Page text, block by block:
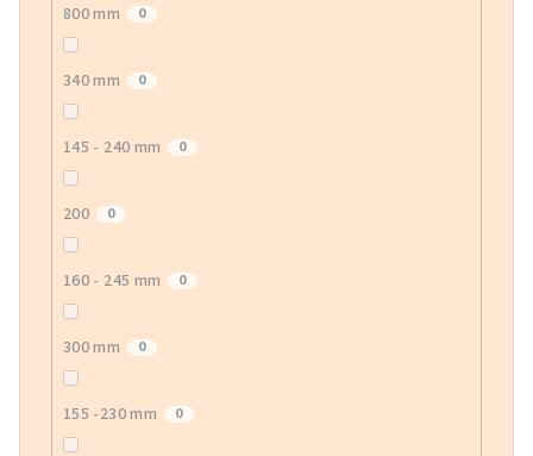
800 mm 0
340 mm 0
145 - 240 mm 0
200 0
160 - 245 mm 0
300 mm 0
155 -230 mm 0